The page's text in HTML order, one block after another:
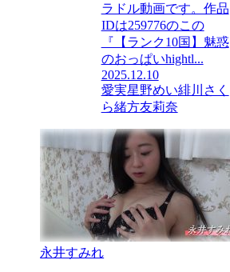
ラドル動画です。作品
IDは259776のこの
『【ランク10国】魅惑
のおっぱいhightl...
2025.12.10
愛実星野めい緋川さく
ら緒方友莉奈
永井すみれ